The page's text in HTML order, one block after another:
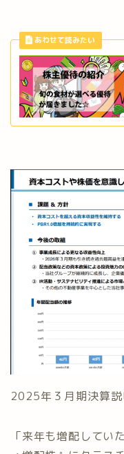
2025年３月期決算
「来年も増配してい